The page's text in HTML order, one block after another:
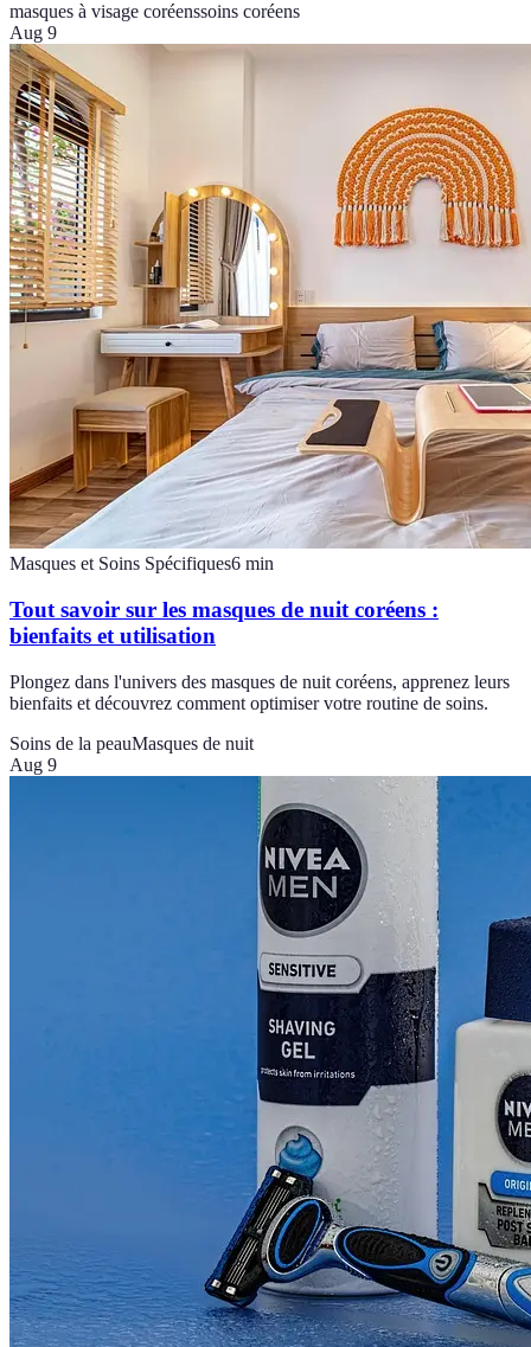
masques à visage coréenssoins coréens
Aug 9
Masques et Soins Spécifiques6 min
Tout savoir sur les masques de nuit coréens :
bienfaits et utilisation
Plongez dans l'univers des masques de nuit coréens, apprenez leurs
bienfaits et découvrez comment optimiser votre routine de soins.
Soins de la peauMasques de nuit
Aug 9